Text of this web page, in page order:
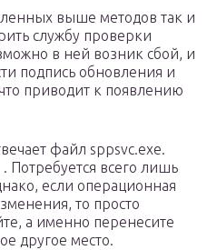
выше методов так и
службу проверки
в ней возник сбой, и
подпись обновления и
приводит к появлению
файл sppsvc.exe.
Потребуется всего лишь
если операционная
то просто
а именно перенесите
другое место.